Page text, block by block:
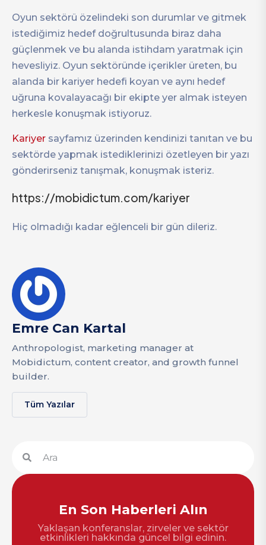
Oyun sektörü özelindeki son durumlar ve gitmek
istediğimiz hedef doğrultusunda biraz daha
güçlenmek ve bu alanda istihdam yaratmak için
hevesliyiz. Oyun sektöründe içerikler üreten, bu
alanda bir kariyer hedefi koyan ve aynı hedef
uğruna kovalayacağı bir ekipte yer almak isteyen
herkesle konuşmak istiyoruz.
Kariyer sayfamız üzerinden kendinizi tanıtan ve bu
sektörde yapmak istediklerinizi özetleyen bir yazı
gönderirseniz tanışmak, konuşmak isteriz.
https://mobidictum.com/kariyer
Hiç olmadığı kadar eğlenceli bir gün dileriz.
Emre Can Kartal
Anthropologist, marketing manager at
Mobidictum, content creator, and growth funnel
builder.
Tüm Yazılar
En Son Haberleri Alın
Yaklaşan konferanslar, zirveler ve sektör
etkinlikleri hakkında güncel bilgi edinin.